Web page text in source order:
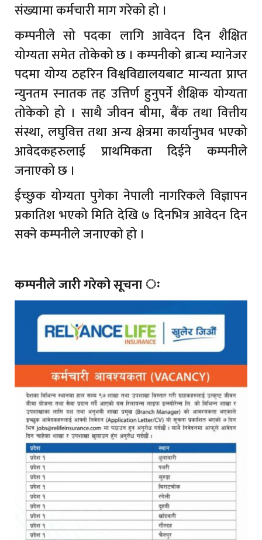
संख्यामा कर्मचारी माग गरेको हो ।
कम्पनीले सो पदका लागि आवेदन दिन शैक्षित
योग्यता समेत तोकेको छ । कम्पनीको ब्रान्च म्यानेजर
पदमा योग्य ठहरिन विश्वविद्यालयबाट मान्यता प्राप्त
न्युनतम स्नातक तह उत्तिर्ण हुनुपर्ने शैक्षिक योग्यता
तोकेको हो । साथै जीवन बीमा, बैंक तथा वित्तीय
संस्था, लघुवित्त तथा अन्य क्षेत्रमा कार्यानुभव भएको
आवेदकहरुलाई प्राथमिकता दिईने कम्पनीले
जनाएको छ ।
ईच्छुक योग्यता पुगेका नेपाली नागरिकले विज्ञापन
प्रकातिश भएको मिति देखि ७ दिनभित्र आवेदन दिन
सक्ने कम्पनीले जनाएको हो ।
कम्पनीले जारी गरेको सूचना ः